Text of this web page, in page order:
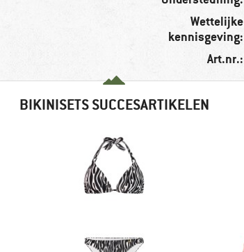
Wettelijke
kennisgeving:
Art.nr.:
BIKINISETS SUCCESARTIKELEN